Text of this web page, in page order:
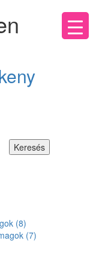
(8)
(7)